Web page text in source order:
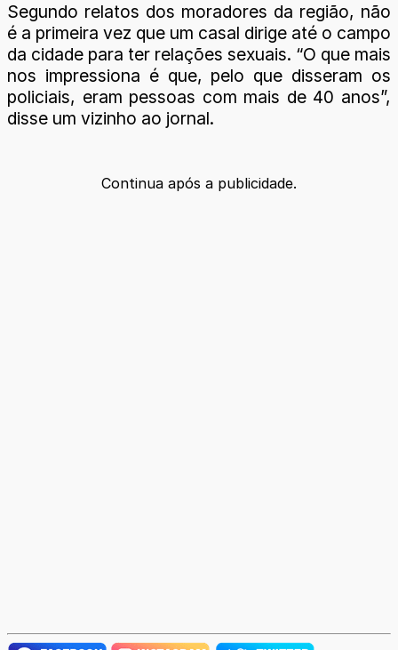
Segundo relatos dos moradores da região, não
é a primeira vez que um casal dirige até o campo
da cidade para ter relações sexuais. “O que mais
nos impressiona é que, pelo que disseram os
policiais, eram pessoas com mais de 40 anos”,
disse um vizinho ao jornal.
Continua após a publicidade.